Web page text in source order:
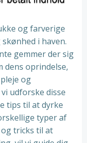
og farverige
i haven.
gemmer der sig
dens oprindelse,
og
udforske disse
tips til at dyrke
typer af
tricks til at